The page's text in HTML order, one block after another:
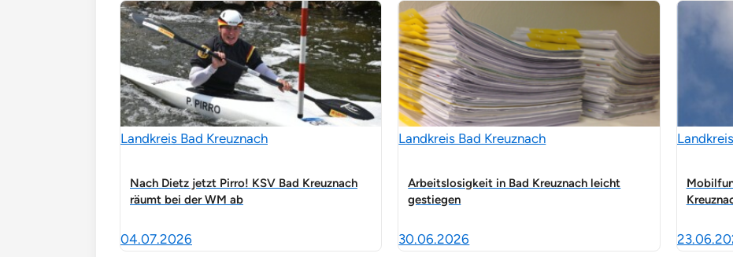
Landkreis Bad Kreuznach
Nach Dietz jetzt Pirro! KSV Bad Kreuznach
räumt bei der WM ab
04.07.2026
Landkreis Bad Kreuznach
Arbeitslosigkeit in Bad Kreuznach leicht
gestiegen
30.06.2026